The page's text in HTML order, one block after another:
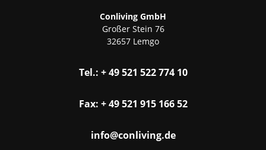
Conliving GmbH
Großer Stein 76
32657 Lemgo
Tel.: + 49 521 522 774 10
Fax: + 49 521 915 166 52
info@conliving.de